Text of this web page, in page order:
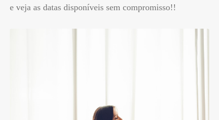
e veja as datas disponíveis sem compromisso!!